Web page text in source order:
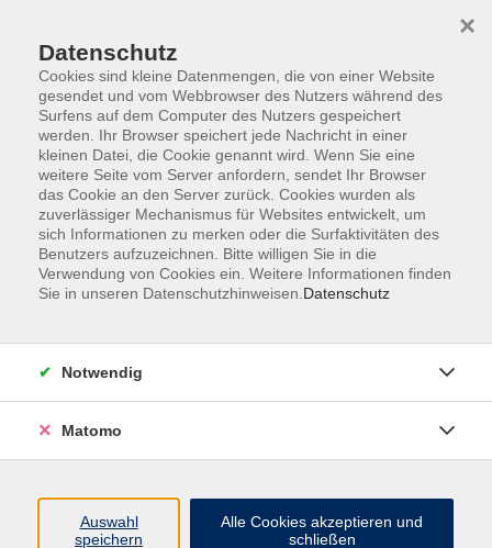
Skip to main content
Datenschutz
Cookies sind kleine Datenmengen, die von einer Website
gesendet und vom Webbrowser des Nutzers während des
Surfens auf dem Computer des Nutzers gespeichert
werden. Ihr Browser speichert jede Nachricht in einer
kleinen Datei, die Cookie genannt wird. Wenn Sie eine
weitere Seite vom Server anfordern, sendet Ihr Browser
das Cookie an den Server zurück. Cookies wurden als
zuverlässiger Mechanismus für Websites entwickelt, um
sich Informationen zu merken oder die Surfaktivitäten des
Benutzers aufzuzeichnen. Bitte willigen Sie in die
Verwendung von Cookies ein. Weitere Informationen finden
Sie in unseren Datenschutzhinweisen. Datenschutz
×
Notwendig
Matomo
Auswahl
speichern
Alle Cookies akzeptieren und
schließen